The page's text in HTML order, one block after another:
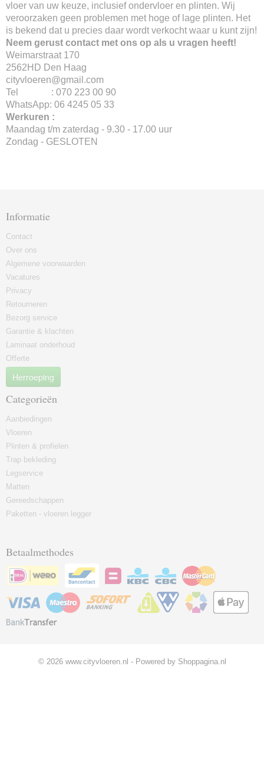
vloer van uw keuze, inclusief ondervloer en plinten. Wij
veroorzaken geen problemen met hoge of lage plinten. Het
is bekend dat u precies daar wordt verkocht waar u kunt zijn!
Neem gerust contact met ons op als u vragen heeft!
Weimarstraat 170
2562HD Den Haag
cityvloeren@gmail.com
Tel : 070 223 00 90
WhatsApp: 06 4245 05 33
Werkuren :
Maandag t/m zaterdag - 9.30 - 17.00 uur
Zondag - GESLOTEN
Informatie
Contact
Over ons
Algemene voorwaarden
Vacatures
Privacy
Retourneren
Bezorg service
Garantie & klachten
Laminaat onderhoud
Offerte
Herroeping
Categorieën
Aanbiedingen
Vloeren
Plinten & profielen
Trap bekleding
Legservice
Matten
Gereedschappen
Paketten - vloeren legger
Betaalmethodes
© 2026 www.cityvloeren.nl - Powered by Shoppagina.nl